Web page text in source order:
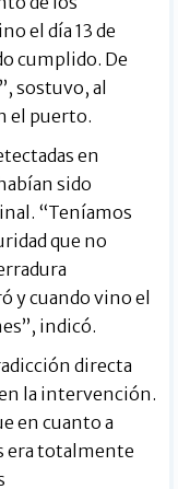
el día 13 de
cumplido. De
sostuvo, al
el puerto.
en
sido
“Teníamos
que no
y cuando vino el
indicó.
directa
la intervención.
en cuanto a
era totalmente